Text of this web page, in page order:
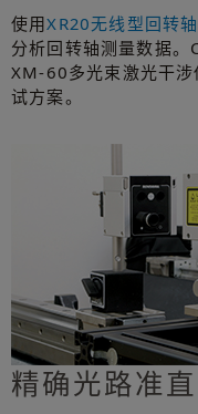
使用XR20无线型回转
分析回转轴测量数据。
XM-60多光束激光干涉
试方案。
精确光路准直